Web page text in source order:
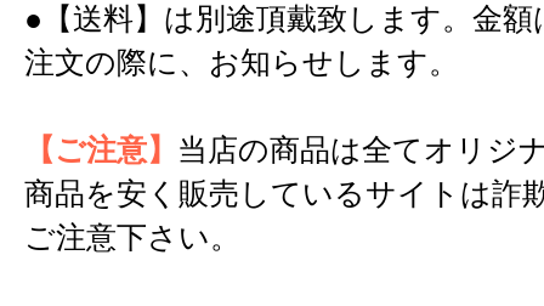
●【送料】は別途頂戴致します。金
注文の際に、お知らせします。
【ご注意】 当店の商品は全てオリジ
商品を安く販売しているサイトは詐
ご注意下さい。